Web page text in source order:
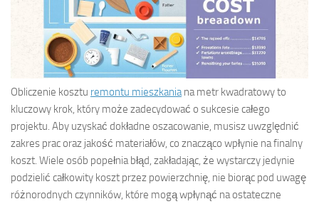
Obliczenie kosztu remontu mieszkania na metr kwadratowy to
kluczowy krok, który może zadecydować o sukcesie całego
projektu. Aby uzyskać dokładne oszacowanie, musisz uwzględnić
zakres prac oraz jakość materiałów, co znacząco wpłynie na finalny
koszt. Wiele osób popełnia błąd, zakładając, że wystarczy jedynie
podzielić całkowity koszt przez powierzchnię, nie biorąc pod uwagę
różnorodnych czynników, które mogą wpłynąć na ostateczne